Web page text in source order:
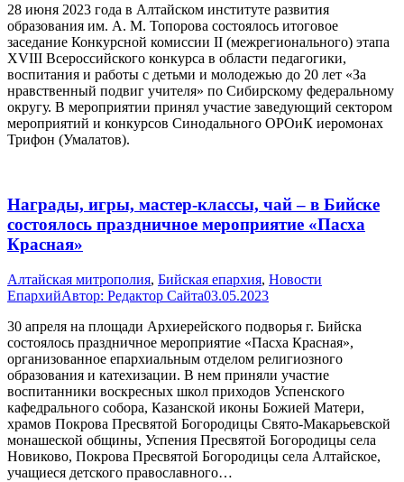
28 июня 2023 года в Алтайском институте развития
образования им. А. М. Топорова состоялось итоговое
заседание Конкурсной комиссии II (межрегионального) этапа
XVIII Всероссийского конкурса в области педагогики,
воспитания и работы с детьми и молодежью до 20 лет «За
нравственный подвиг учителя» по Сибирскому федеральному
округу. В мероприятии принял участие заведующий сектором
мероприятий и конкурсов Синодального ОРОиК иеромонах
Трифон (Умалатов).
Награды, игры, мастер-классы, чай – в Бийске
состоялось праздничное мероприятие «Пасха
Красная»
Алтайская митрополия, Бийская епархия, Новости
ЕпархийАвтор: Редактор Сайта03.05.2023
30 апреля на площади Архиерейского подворья г. Бийска
состоялось праздничное мероприятие «Пасха Красная»,
организованное епархиальным отделом религиозного
образования и катехизации. В нем приняли участие
воспитанники воскресных школ приходов Успенского
кафедрального собора, Казанской иконы Божией Матери,
храмов Покрова Пресвятой Богородицы Свято-Макарьевской
монашеской общины, Успения Пресвятой Богородицы села
Новиково, Покрова Пресвятой Богородицы села Алтайское,
учащиеся детского православного…